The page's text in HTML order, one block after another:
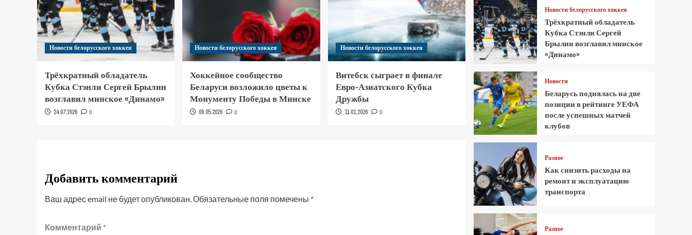
Новости белорусского хоккея
Трёхкратный обладатель
Кубка Стэнли Сергей Брылин
возглавил минское «Динамо»
24.07.2026 0
Новости белорусского хоккея
Хоккейное сообщество
Беларуси возложило цветы к
Монументу Победы в Минске
09.05.2026 0
Новости белорусского хоккея
Витебск сыграет в финале
Евро-Азиатского Кубка
Дружбы
11.01.2026 0
Добавить комментарий
Ваш адрес email не будет опубликован.Обязательные поля помечены *
Комментарий *
Новости белорусского хоккея
Трёхкратный обладатель
Кубка Стэнли Сергей
Брылин возглавил минское
«Динамо»
Новости
Беларусь поднялась на две
позиции в рейтинге УЕФА
после успешных матчей
клубов
Разное
Как снизить расходы на
ремонт и эксплуатацию
транспорта
Разное